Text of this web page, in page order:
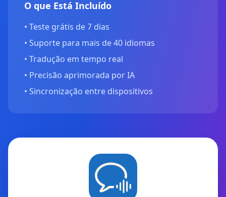
O que Está Incluído
• Teste grátis de 7 dias
• Suporte para mais de 40 idiomas
• Tradução em tempo real
• Precisão aprimorada por IA
• Sincronização entre dispositivos